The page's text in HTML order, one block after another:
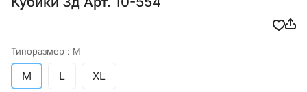
Типоразмер : M
M L XL